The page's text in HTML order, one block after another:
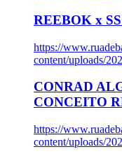
REEBOK x
https://
content/uploads/
CONRAD
CONCEITO
https://
content/uploads/